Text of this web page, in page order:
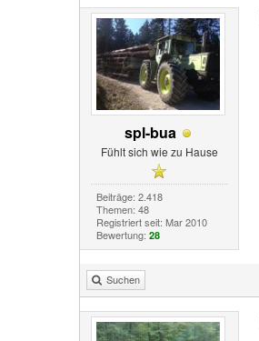
spl-bua
Fühlt sich wie zu Hause
Beiträge: 2.418
Themen: 48
Registriert seit: Mar 2010
Bewertung: 28
Suchen